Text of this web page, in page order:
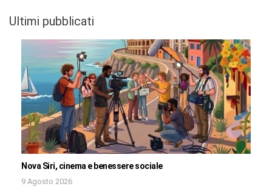
Ultimi pubblicati
Nova Siri, cinema e benessere sociale
9 Agosto 2026